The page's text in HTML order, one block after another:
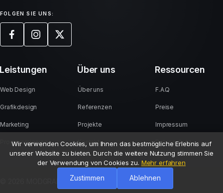
Wir verwenden Cookies, um Ihnen das bestmögliche Erlebnis auf
unserer Website zu bieten. Durch die weitere Nutzung stimmen Sie
der Verwendung von Cookies zu. Mehr erfahren
Zustimmen Ablehnen
FOLGEN SIE UNS:
Leistungen
Web Design
Grafikdesign
Marketing
Programmierung
Über uns
Über uns
Referenzen
Projekte
Kontakt
Ressourcen
F.A.Q
Preise
Impressum
Datenschutz
© 2026 MODGRAFIK. Alle Rechte vorbehalten.